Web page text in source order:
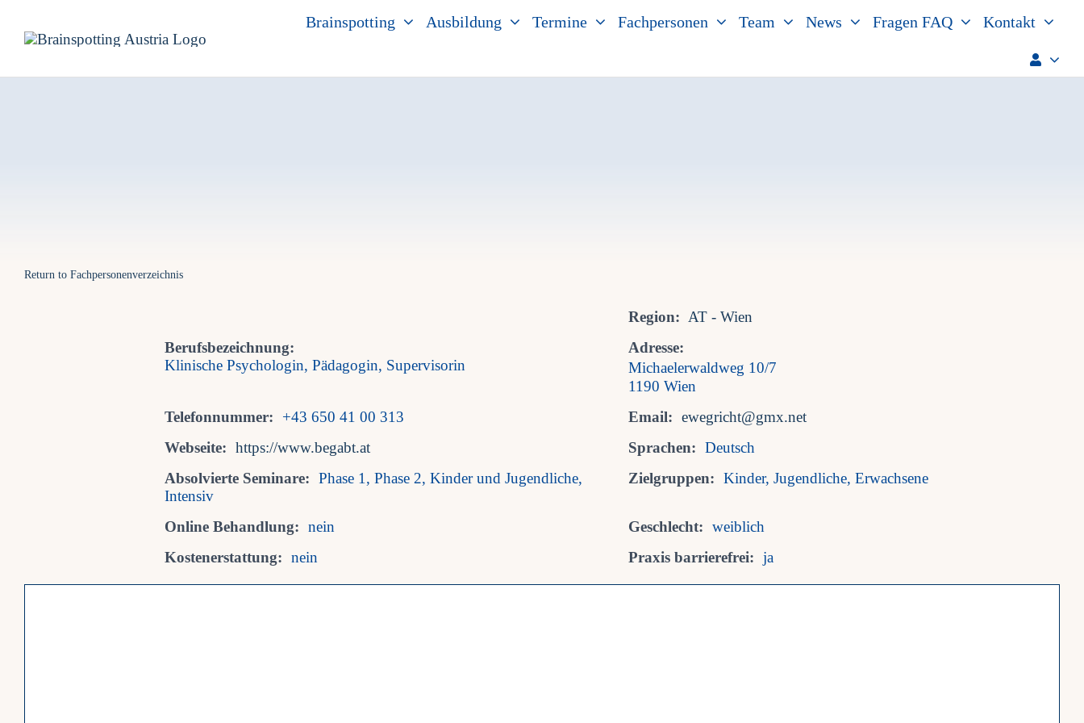
content
Brainspotting Ausbildung Termine Fachpersonen Team News Fragen FAQ Kontakt
Return to Fachpersonenverzeichnis
Region: AT - Wien
Berufsbezeichnung:
Klinische Psychologin, Pädagogin, Supervisorin
Adresse:
Michaelerwaldweg 10/7
1190 Wien
Telefonnummer:
+43 650 41 00 313 Email: ewegricht@gmx.net
Webseite: https://www.begabt.at Sprachen: Deutsch
Absolvierte Seminare: Phase 1, Phase 2, Kinder und Jugendliche,
Intensiv
Zielgruppen: Kinder, Jugendliche, Erwachsene
Online Behandlung: nein Geschlecht: weiblich
Kostenerstattung: nein Praxis barrierefrei: ja